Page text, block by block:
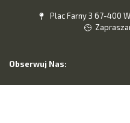
Plac Farny 3 67-400
Obserwuj Nas: